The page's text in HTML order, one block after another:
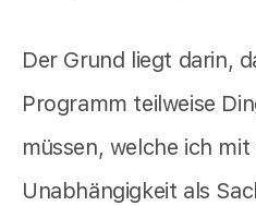
Der Grund liegt darin,
Programm teilweise
müssen, welche ich mit
Unabhängigkeit als